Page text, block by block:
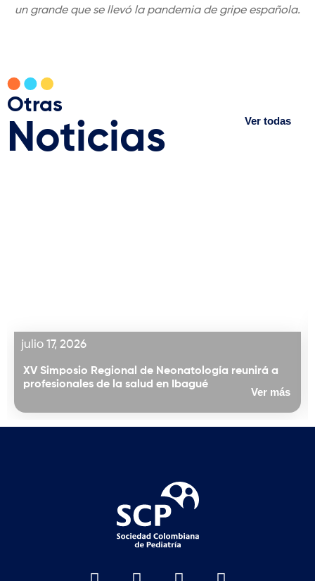
un grande que se llevó la pandemia de gripe española.
Otras
Noticias Ver todas
julio 17, 2026
XV Simposio Regional de Neonatología reunirá a
profesionales de la salud en Ibagué
Ver más